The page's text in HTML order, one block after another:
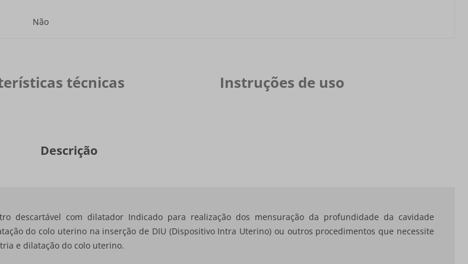
Não
técnicas Instruções de uso
Descrição
descartável com dilatador Indicado para realização dos mensuração da profundidade da cavidade
do colo uterino na inserção de DIU (Dispositivo Intra Uterino) ou outros procedimentos que necessite
e dilatação do colo uterino.